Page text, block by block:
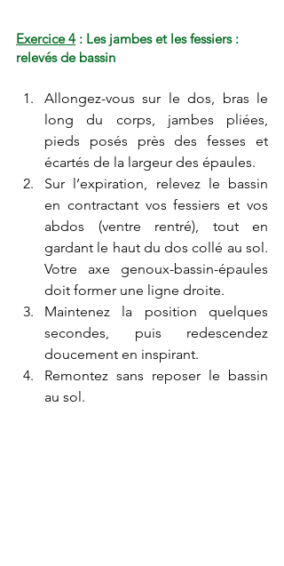
Exercice 4 : Les jambes et les fessiers :
relevés de bassin
Allongez-vous sur le dos, bras le
long du corps, jambes pliées,
pieds posés près des fesses et
écartés de la largeur des épaules.
Sur l’expiration, relevez le bassin
en contractant vos fessiers et vos
abdos (ventre rentré), tout en
gardant le haut du dos collé au sol.
Votre axe genoux-bassin-épaules
doit former une ligne droite.
Maintenez la position quelques
secondes, puis redescendez
doucement en inspirant.
Remontez sans reposer le bassin
au sol.